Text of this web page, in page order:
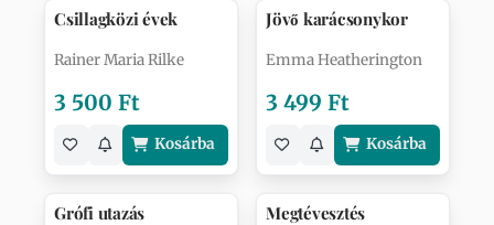
Csillagközi évek
Rainer Maria Rilke
3 500 Ft
Kosárba
Jövő karácsonykor
Emma Heatherington
3 499 Ft
Kosárba
Grófi utazás Megtévesztés